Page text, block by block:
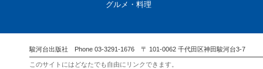
グルメ・料理
駿河台出版社 Phone 03-3291-1676 〒 101-0062 千代田区神田駿河台3-7
このサイトにはどなたでも自由にリンクできます。